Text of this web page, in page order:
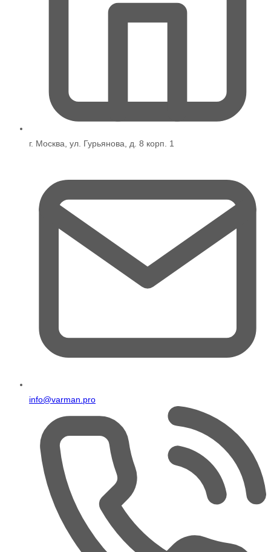
г. Москва, ул. Гурьянова, д. 8 корп. 1
info@varman.pro